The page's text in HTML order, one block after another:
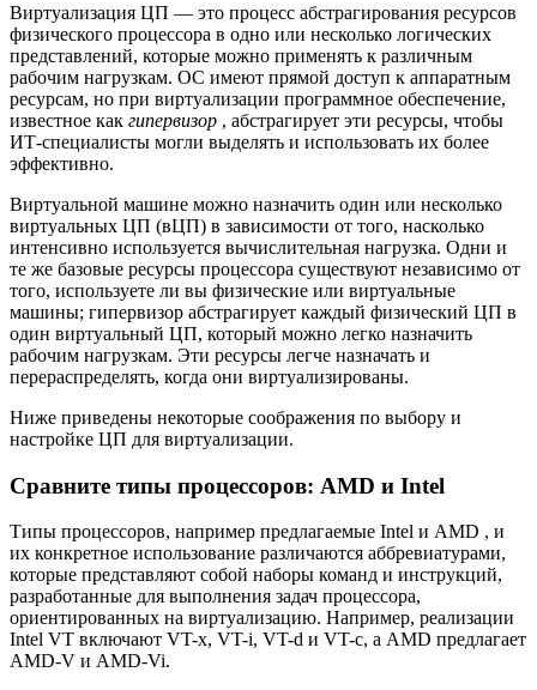
Виртуализация ЦП — это процесс абстрагирования ресурсов
физического процессора в одно или несколько логических
представлений, которые можно применять к различным
рабочим нагрузкам. ОС имеют прямой доступ к аппаратным
ресурсам, но при виртуализации программное обеспечение,
известное как гипервизор , абстрагирует эти ресурсы, чтобы
ИТ-специалисты могли выделять и использовать их более
эффективно.
Виртуальной машине можно назначить один или несколько
виртуальных ЦП (вЦП) в зависимости от того, насколько
интенсивно используется вычислительная нагрузка. Одни и
те же базовые ресурсы процессора существуют независимо от
того, используете ли вы физические или виртуальные
машины; гипервизор абстрагирует каждый физический ЦП в
один виртуальный ЦП, который можно легко назначить
рабочим нагрузкам. Эти ресурсы легче назначать и
перераспределять, когда они виртуализированы.
Ниже приведены некоторые соображения по выбору и
настройке ЦП для виртуализации.
Сравните типы процессоров: AMD и Intel
Типы процессоров, например предлагаемые Intel и AMD , и
их конкретное использование различаются аббревиатурами,
которые представляют собой наборы команд и инструкций,
разработанные для выполнения задач процессора,
ориентированных на виртуализацию. Например, реализации
Intel VT включают VT-x, VT-i, VT-d и VT-c, а AMD предлагает
AMD-V и AMD-Vi.